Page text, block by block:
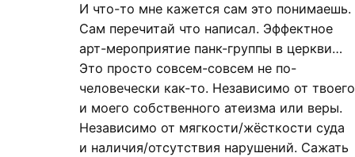
И что-то мне кажется сам это понимаешь.
Сам перечитай что написал. Эффектное
арт-мероприятие панк-группы в церкви…
Это просто совсем-совсем не по-
человечески как-то. Независимо от твоего
и моего собственного атеизма или веры.
Независимо от мягкости/жёсткости суда
и наличия/отсутствия нарушений. Сажать